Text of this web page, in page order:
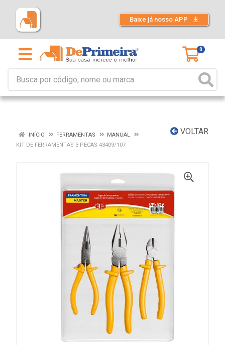
Baixe já nosso APP
0
VOLTAR
INÍCIO FERRAMENTAS
MANUAL
KIT DE FERRAMENTAS 3 PECAS 43409/107